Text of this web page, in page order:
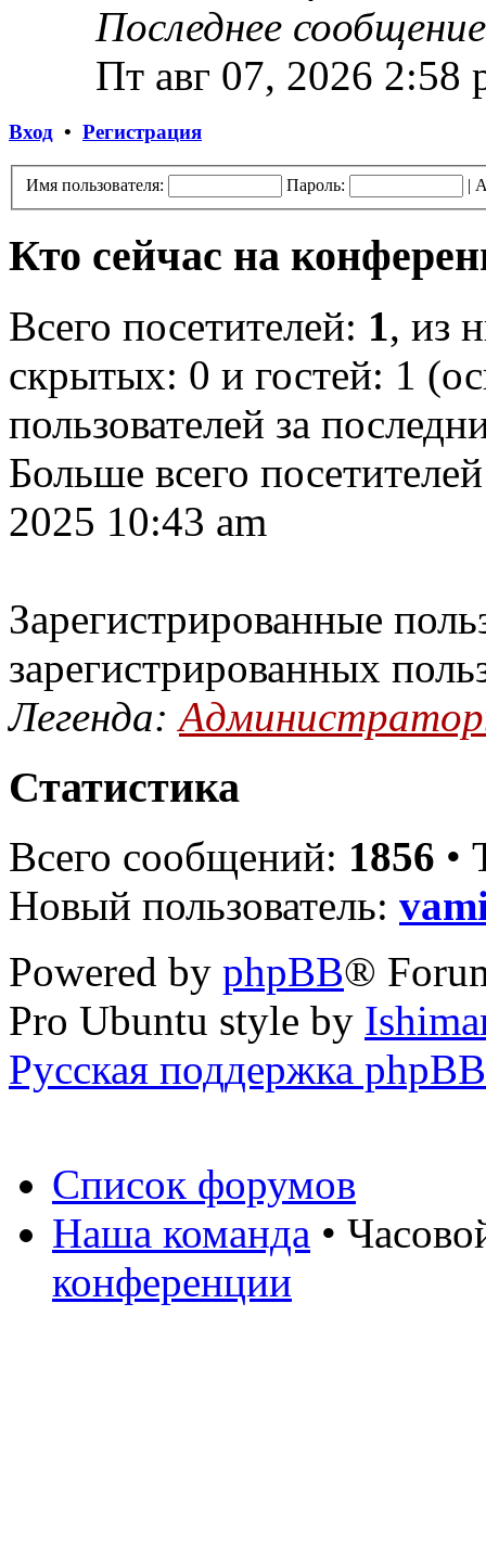
Последнее сообщение
Пт авг 07, 2026 2:58
Вход • Регистрация
Имя пользователя: Пароль: |
Кто сейчас на
Всего посетителей: 1, из
скрытых: 0 и гостей: 1
пользователей за
Больше всего
2025 10:43 am
Зарегистрированные
зарегистрированных
Легенда:
Статистика
Всего сообщений: 1856 •
Новый пользователь:
Powered by phpBB®
Pro Ubuntu style by
Русская поддержка phpBB
Список форумов
Наша команда •
конференции